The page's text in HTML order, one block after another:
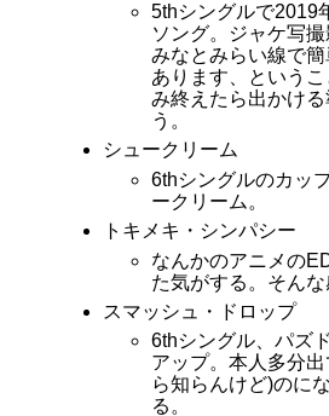
5thシングルで2019
ソング。ジャケ写
みなとみらい線で
あります、という
み終えたら出かける
う。
シュークリーム
6thシングルのカッ
ークリーム。
トキメキ・シンパシー
なんかのアニメの
た気がする。そんな
スマッシュ・ドロップ
6thシングル、パズ
アップ。本人多分
ら知らんけど)のに
る。